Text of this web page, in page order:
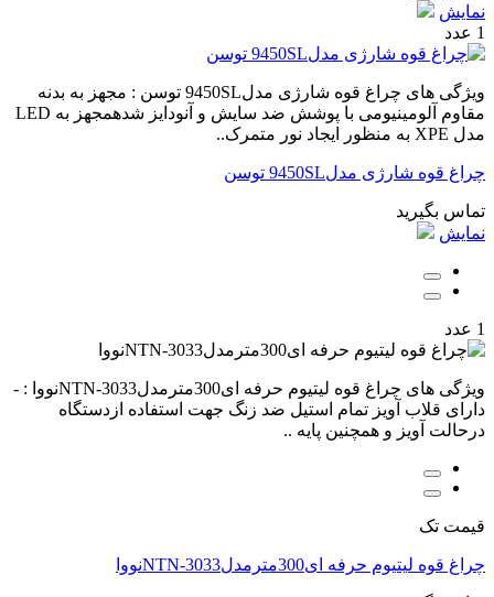
نمایش
1 عدد
ویژگی های چراغ قوه شارژی مدل9450SL توسن : مجهز به بدنه
مقاوم آلومینیومی با پوشش ضد سایش و آنودایز شدهمجهز به LED
مدل XPE به منظور ایجاد نور متمرک..
چراغ قوه شارژی مدل9450SL توسن
تماس بگیرید
نمایش
1 عدد
ویژگی های چراغ قوه لیتیوم حرفه ای300مترمدلNTN-3033نووا : -
دارای قلاب آویز تمام استیل ضد زنگ جهت استفاده ازدستگاه
درحالت آویز و همچنین پایه ..
قیمت تک
چراغ قوه لیتیوم حرفه ای300مترمدلNTN-3033نووا